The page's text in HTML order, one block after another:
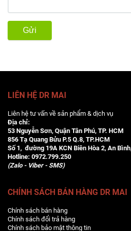
Gửi
LIÊN HỆ DR MAI
Liên hệ tư vấn về sản phẩm & dịch vụ
Địa chỉ:
53 Nguyễn Sơn, Quận Tân Phú, TP. HCM
856 Tạ Quang Bửu P.5 Q.8, TP.HCM
Số 1, đường 19A KCN Biên Hòa 2, An
Hotline: 0972.799.250
(Zalo - Viber - SMS)
CHÍNH SÁCH BÁN HÀNG DR MAI
Chính sách bán hàng
Chính sách đổi trả hàng
Chính sách bảo mật thông tin